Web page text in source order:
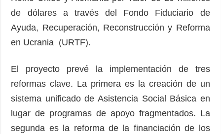
de dólares a través del Fondo Fiduciario de
Ayuda, Recuperación, Reconstrucción y Reforma
en Ucrania (URTF).
El proyecto prevé la implementación de tres
reformas clave. La primera es la creación de un
sistema unificado de Asistencia Social Básica en
lugar de programas de apoyo fragmentados. La
segunda es la reforma de la financiación de los